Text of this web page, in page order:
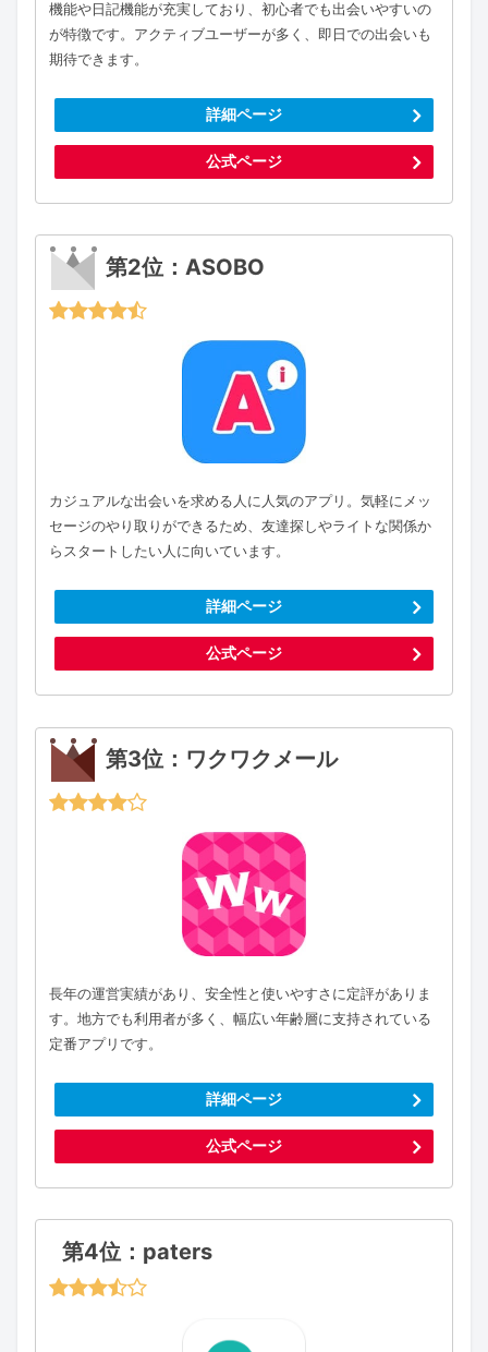
機能や日記機能が充実しており、初心者でも出会いやすいの
が特徴です。アクティブユーザーが多く、即日での出会いも
期待できます。
詳細ページ
公式ページ
第2位：ASOBO
カジュアルな出会いを求める人に人気のアプリ。気軽にメッ
セージのやり取りができるため、友達探しやライトな関係か
らスタートしたい人に向いています。
詳細ページ
公式ページ
第3位：ワクワクメール
長年の運営実績があり、安全性と使いやすさに定評がありま
す。地方でも利用者が多く、幅広い年齢層に支持されている
定番アプリです。
詳細ページ
公式ページ
第4位：paters